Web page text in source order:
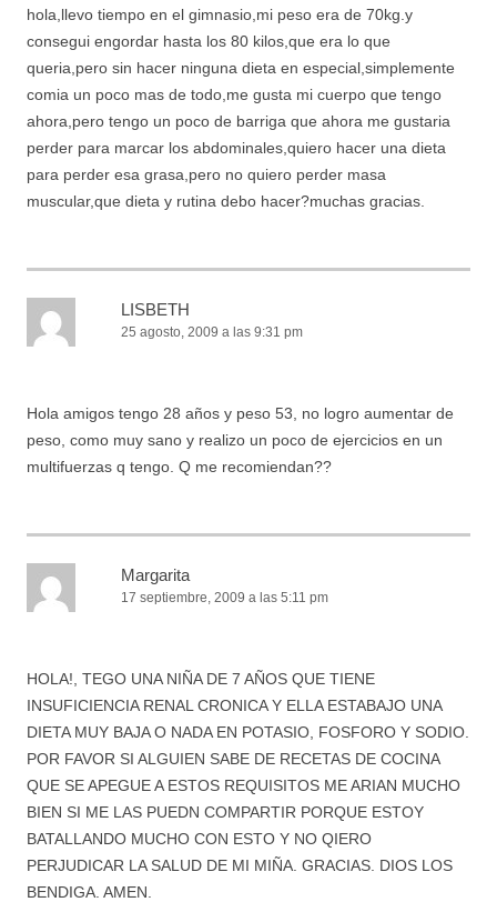
hola,llevo tiempo en el gimnasio,mi peso era de 70kg.y
consegui engordar hasta los 80 kilos,que era lo que
queria,pero sin hacer ninguna dieta en especial,simplemente
comia un poco mas de todo,me gusta mi cuerpo que tengo
ahora,pero tengo un poco de barriga que ahora me gustaria
perder para marcar los abdominales,quiero hacer una dieta
para perder esa grasa,pero no quiero perder masa
muscular,que dieta y rutina debo hacer?muchas gracias.
LISBETH
25 agosto, 2009 a las 9:31 pm
Hola amigos tengo 28 años y peso 53, no logro aumentar de
peso, como muy sano y realizo un poco de ejercicios en un
multifuerzas q tengo. Q me recomiendan??
Margarita
17 septiembre, 2009 a las 5:11 pm
HOLA!, TEGO UNA NIÑA DE 7 AÑOS QUE TIENE
INSUFICIENCIA RENAL CRONICA Y ELLA ESTABAJO UNA
DIETA MUY BAJA O NADA EN POTASIO, FOSFORO Y SODIO.
POR FAVOR SI ALGUIEN SABE DE RECETAS DE COCINA
QUE SE APEGUE A ESTOS REQUISITOS ME ARIAN MUCHO
BIEN SI ME LAS PUEDN COMPARTIR PORQUE ESTOY
BATALLANDO MUCHO CON ESTO Y NO QIERO
PERJUDICAR LA SALUD DE MI MIÑA. GRACIAS. DIOS LOS
BENDIGA. AMEN.